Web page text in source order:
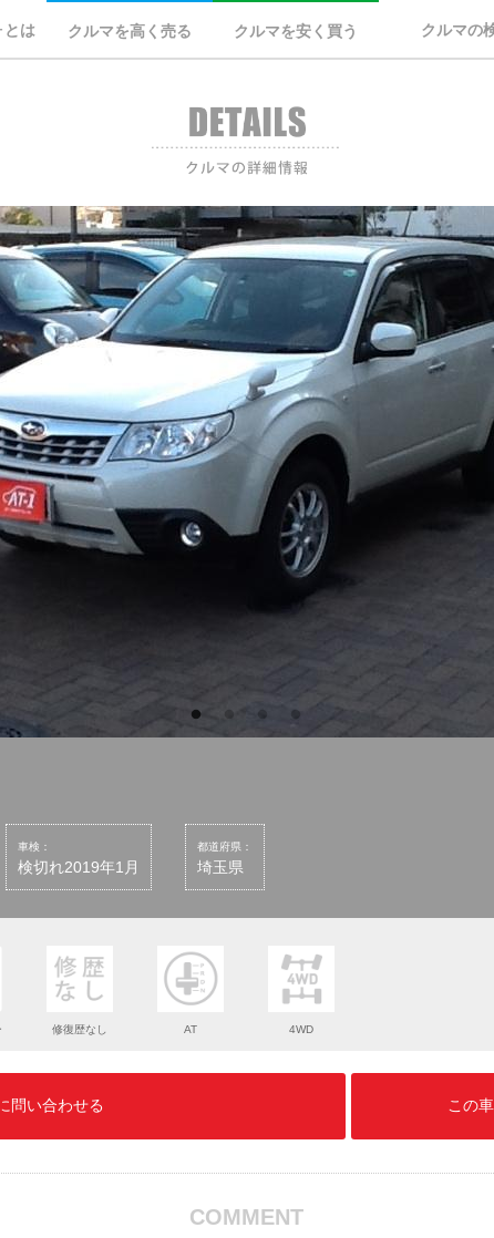
とは クルマを高く売る クルマを安く買う クルマの
車検：
検切れ2019年1月
都道府県：
埼玉県
修復歴なし AT 4WD
問い合わせる この
COMMENT